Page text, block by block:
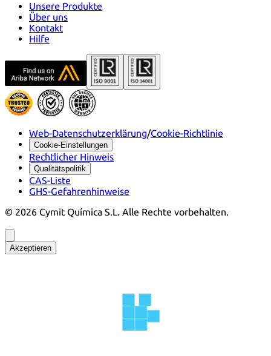
Unsere Produkte
Über uns
Kontakt
Hilfe
Web-Datenschutzerklärung/Cookie-Richtlinie
Cookie-Einstellungen
Rechtlicher Hinweis
Qualitätspolitik
CAS-Liste
GHS-Gefahrenhinweise
© 2026 Cymit Química S.L. Alle Rechte vorbehalten.
Akzeptieren